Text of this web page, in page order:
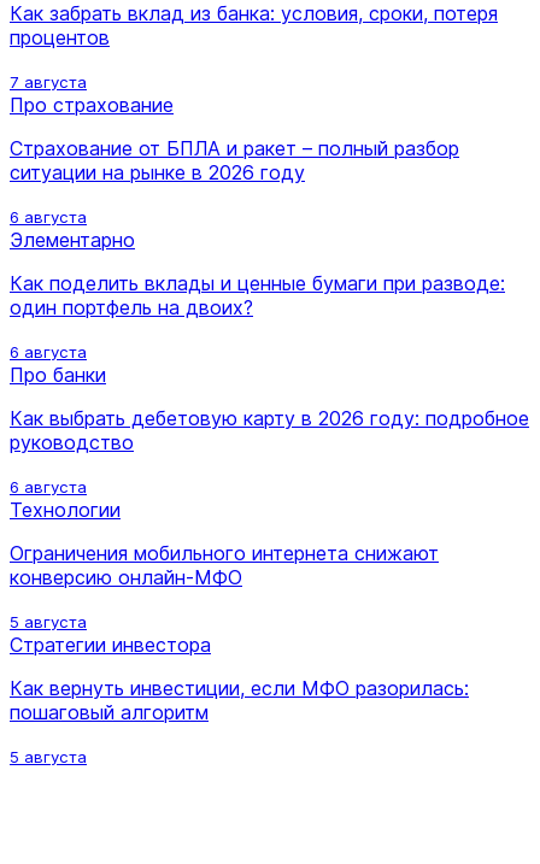
Как забрать вклад из банка: условия, сроки, потеря
процентов
7 августа
Про страхование
Страхование от БПЛА и ракет – полный разбор
ситуации на рынке в 2026 году
6 августа
Элементарно
Как поделить вклады и ценные бумаги при разводе:
один портфель на двоих?
6 августа
Про банки
Как выбрать дебетовую карту в 2026 году: подробное
руководство
6 августа
Технологии
Ограничения мобильного интернета снижают
конверсию онлайн-МФО
5 августа
Стратегии инвестора
Как вернуть инвестиции, если МФО разорилась:
пошаговый алгоритм
5 августа